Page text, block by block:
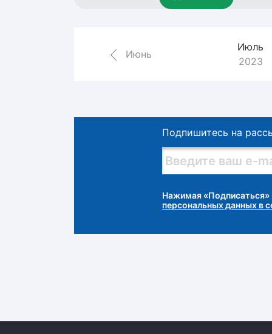
Локомотив
Июнь
Июль
2023
Подпишитесь на
Нажимая
персональных данных в